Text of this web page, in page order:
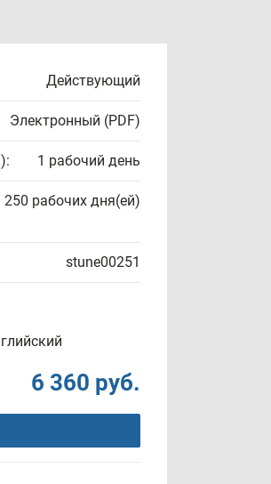
Действующий
Электронный (PDF)
1 рабочий день
250 рабочих дня(ей)
stune00251
6 360 руб.